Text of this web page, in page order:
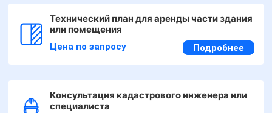
Технический план для аренды части здания
или помещения
Цена по запросу Подробнее
Консультация кадастрового инженера или
специалиста